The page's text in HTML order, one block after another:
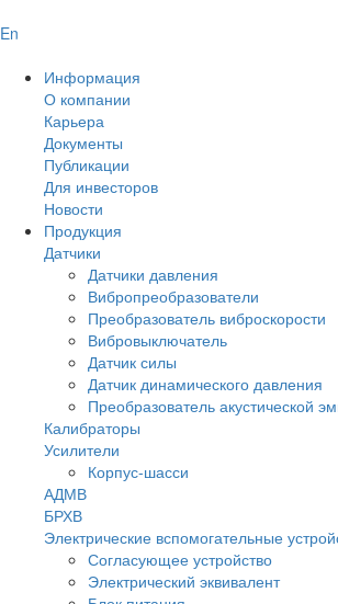
En
Информация
О компании
Карьера
Документы
Публикации
Для инвесторов
Новости
Продукция
Датчики
Датчики давления
Вибропреобразователи
Преобразователь виброскорости
Вибровыключатель
Датчик силы
Датчик динамического давления
Преобразователь акустической
Калибраторы
Усилители
Корпус-шасси
АДМВ
БРХВ
Электрические вспомогательные
Согласующее устройство
Электрический эквивалент